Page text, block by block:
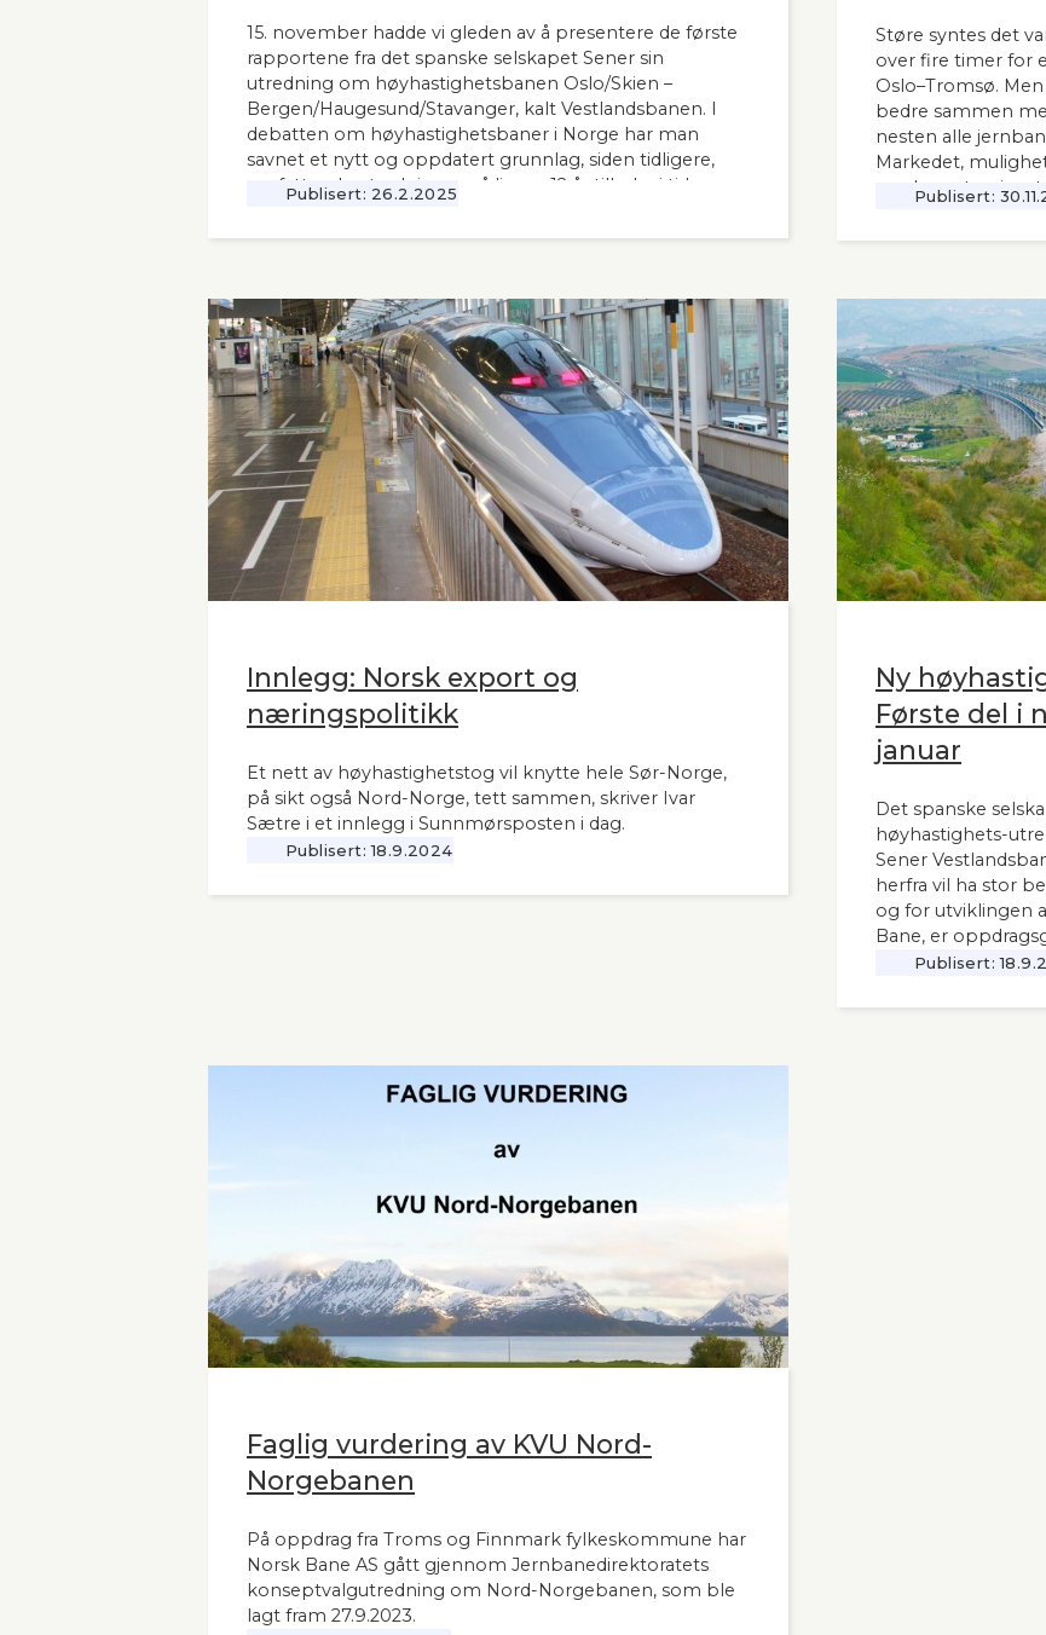
15. november hadde vi gleden av å presentere de første
rapportene fra det spanske selskapet Sener sin
utredning om høyhastighetsbanen Oslo/Skien –
Bergen/Haugesund/Stavanger, kalt Vestlandsbanen. I
debatten om høyhastighetsbaner i Norge har man
savnet et nytt og oppdatert grunnlag, siden tidligere,
omfattende utredninger nå ligger 12 år tilbake i tid.
andre aktuelle høyhastighetsbaner i Norge og til våre
Publisert: 26.2.2025
Støre syntes det
over fire timer for
Oslo–Tromsø.
bedre sammen
nesten alle
Markedet,
moderne tog i
Lyntogforum
Publisert:
Innlegg: Norsk export og
næringspolitikk
Et nett av høyhastighetstog vil knytte hele Sør-Norge,
på sikt også Nord-Norge, tett sammen, skriver Ivar
Sætre i et innlegg i Sunnmørsposten i dag.
Publisert: 18.9.2024
Ny
Første del i
januar
Det spanske
høyhastighets-
Sener
herfra vil ha stor
og for utviklingen
Bane, er
Publisert:
Faglig vurdering av KVU Nord-
Norgebanen
På oppdrag fra Troms og Finnmark fylkeskommune har
Norsk Bane AS gått gjennom Jernbanedirektoratets
konseptvalgutredning om Nord-Norgebanen, som ble
lagt fram 27.9.2023.